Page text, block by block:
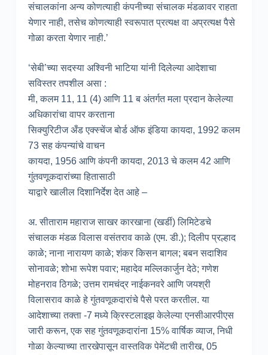
संचालकांना अन्य कोणत्याही कंपनीच्या संचालक मंडळावर राहता
येणार नाही, तसेच कोणत्याही स्वरूपात प्रत्यक्ष वा अप्रत्यक्ष पैसे
गोळा करता येणार नाही.’
‘सेबी’च्या सदस्या अश्विनी भाटिया यांनी दिलेल्या आदेशाचा
सविस्तर तपशील असा :
मी, कलम 11, 11 (4) आणि 11 ब अंतर्गत मला प्रदान केलेल्या
अधिकारांचा वापर करताना
सिक्युरिटीज अँड एक्स्चेंज बोर्ड ऑफ इंडिया कायदा, 1992 कलम
73 सह कंपन्यांचे वाचन
कायदा, 1956 आणि कंपनी कायदा, 2013 चे कलम 42 आणि
गुंतवणूकदारांच्या हितासाठी
याद्वारे खालील दिशानिर्देश देत आहे –
अ. सीताराम महाराज साखर कारखाना (खर्डी) लिमिटेडचे
संचालक मंडळ विलास वसंतराव काळे (एम. डी.); दिलीप प्रल्हाद
काळे; नाना नारायण काळे; शंकर किसन बागल; बबन सदाशिव
सोनावळे; शोभा रूपेश पवार; महादेव मल्लिकार्जुन देठे; गणेश
मोहनराव ठिगळे; उत्तम रामचंद्र नाईकनवरे आणि जयश्री
विलासराव काळे हे गुंतवणूकदारांचे पैसे परत करतील. या
आदेशाच्या तक्ता -7 मध्ये क्रिस्टलाइझ केलेल्या एनसीआरपीएस
जारी करून, एक सह गुंतवणूकदारांना 15% वार्षिक व्याज, निधी
गोळा केल्याच्या तारखेपासून वास्तविक पेमेंटची तारीख, 05